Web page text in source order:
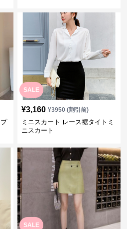
SALE
¥3,160 ¥3950(割引前)
ミニスカート レース裾タイトミ
ニスカート
SALE